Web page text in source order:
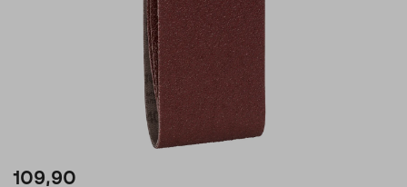
109,90